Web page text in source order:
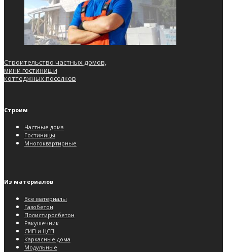
Строительство частных домов,
мини гостиниц и
коттеджных поселков
Строим
Частные дома
Гостиницы
Многоквартирные
Из материалов
Все материалы
Газобетон
Полистиролбетон
Ракушечник
СИП и ЦСП
Каркасные дома
Модульные